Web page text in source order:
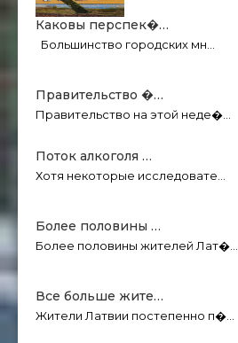
Каковы перспек�…
Большинство городских мн…
Правительство �…
Правительство на этой неде�…
Поток алкоголя …
Хотя некоторые исследовате…
Более половины …
Более половины жителей Лат�…
Все больше жите…
Жители Латвии постепенно п�…